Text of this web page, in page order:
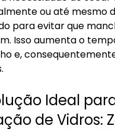
ou até mesmo
para evitar que
Isso aumenta o
e,
Ideal
de Vidros: